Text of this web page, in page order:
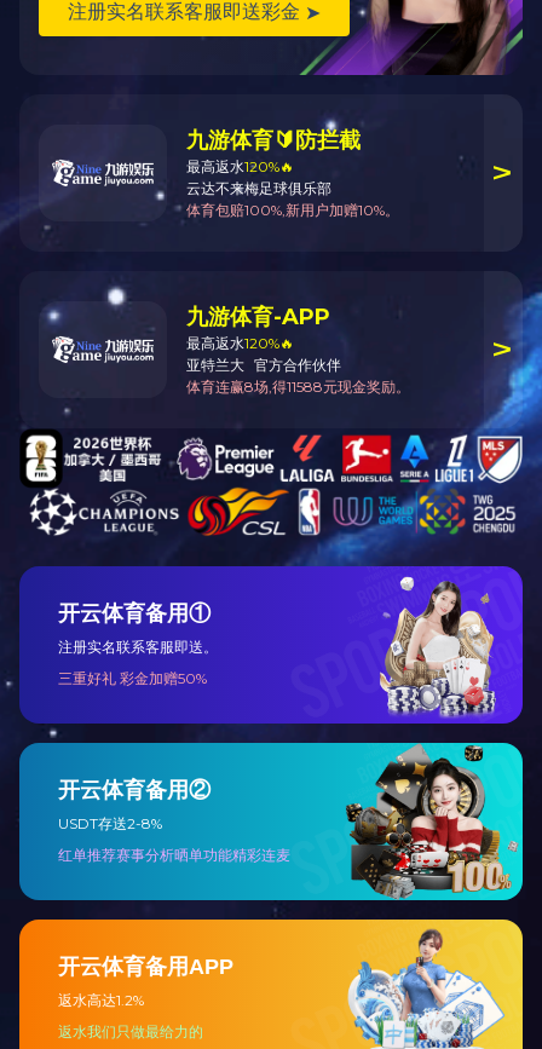
徐州贾汪区污水处理厂
龙岩交通公路管理中心大楼装修
工程
爱游戏(中国)
福建爱游戏(中国)集团
公司地址：厦门市思明区仙岳路248号
网址：http://www.buoot.com
电子邮箱：boye0597@163.com